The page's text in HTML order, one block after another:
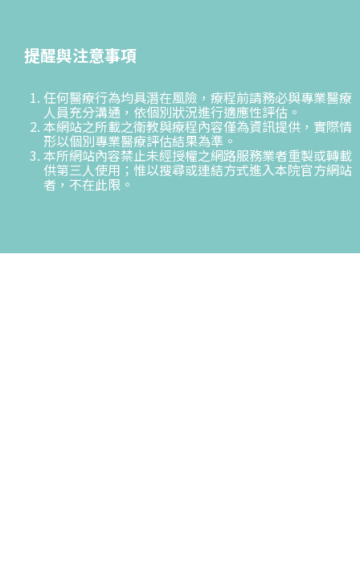
提醒與注意事項
任何醫療行為均具潛在風險，療程前請務必與專業醫療
人員充分溝通，依個別狀況進行適應性評估。
本網站之所載之衛教與療程內容僅為資訊提供，實際情
形以個別專業醫療評估結果為準。
本所網站內容禁止未經授權之網路服務業者重製或轉載
供第三人使用；惟以搜尋或連結方式進入本院官方網站
者，不在此限。